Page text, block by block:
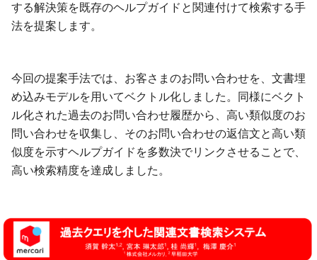
する解決策を既存のヘルプガイドと関連付けて検索する手
法を提案します。
今回の提案手法では、お客さまのお問い合わせを、文書埋
め込みモデルを用いてベクトル化しました。同様にベクト
ル化された過去のお問い合わせ履歴から、高い類似度のお
問い合わせを収集し、そのお問い合わせの返信文と高い類
似度を示すヘルプガイドを多数決でリンクさせることで、
高い検索精度を達成しました。